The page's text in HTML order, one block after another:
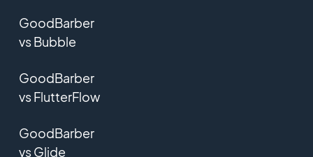
GoodBarber
vs Bubble
GoodBarber
vs FlutterFlow
GoodBarber
vs Glide